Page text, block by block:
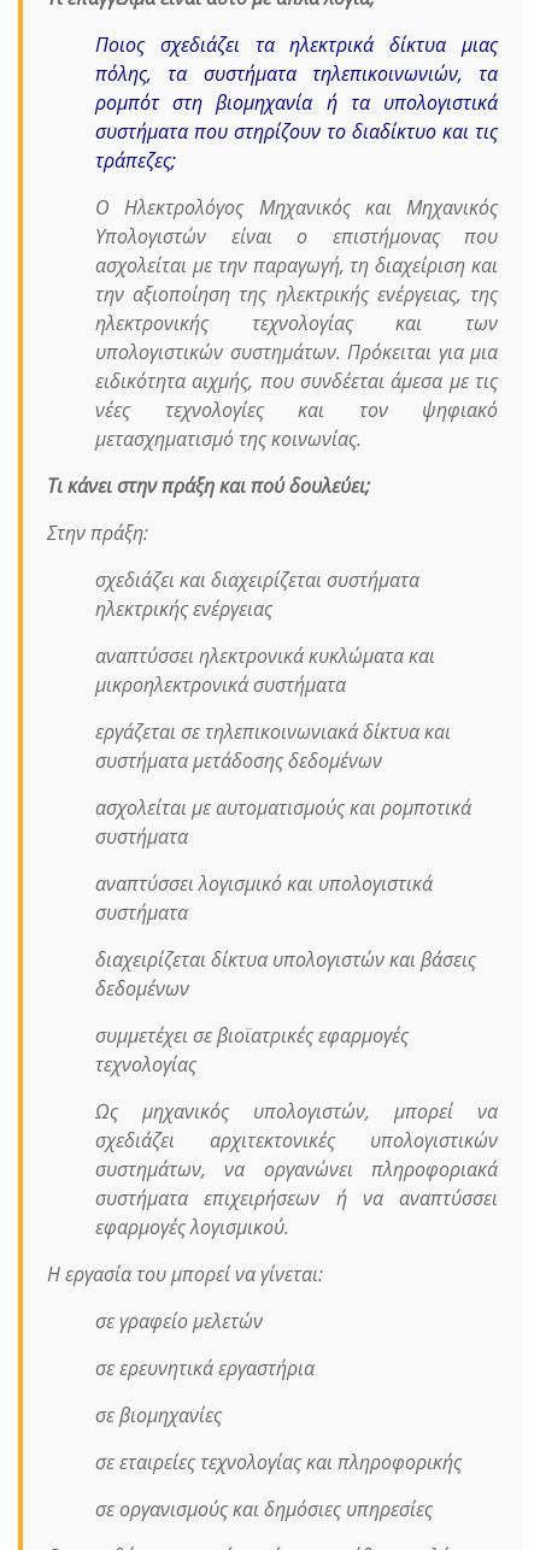
Ποιος σχεδιάζει τα ηλεκτρικά δίκτυα μιας
πόλης, τα συστήματα τηλεπικοινωνιών, τα
ρομπότ στη βιομηχανία ή τα υπολογιστικά
συστήματα που στηρίζουν το διαδίκτυο και τις
τράπεζες;
Ο Ηλεκτρολόγος Μηχανικός και Μηχανικός
Υπολογιστών είναι ο επιστήμονας που
ασχολείται με την παραγωγή, τη διαχείριση και
την αξιοποίηση της ηλεκτρικής ενέργειας, της
ηλεκτρονικής τεχνολογίας και των
υπολογιστικών συστημάτων. Πρόκειται για μια
ειδικότητα αιχμής, που συνδέεται άμεσα με τις
νέες τεχνολογίες και τον ψηφιακό
μετασχηματισμό της κοινωνίας.
Τι κάνει στην πράξη και πού δουλεύει;
Στην πράξη:
σχεδιάζει και διαχειρίζεται συστήματα
ηλεκτρικής ενέργειας
αναπτύσσει ηλεκτρονικά κυκλώματα και
μικροηλεκτρονικά συστήματα
εργάζεται σε τηλεπικοινωνιακά δίκτυα και
συστήματα μετάδοσης δεδομένων
ασχολείται με αυτοματισμούς και ρομποτικά
συστήματα
αναπτύσσει λογισμικό και υπολογιστικά
συστήματα
διαχειρίζεται δίκτυα υπολογιστών και βάσεις
δεδομένων
συμμετέχει σε βιοϊατρικές εφαρμογές
τεχνολογίας
Ως μηχανικός υπολογιστών, μπορεί να
σχεδιάζει αρχιτεκτονικές υπολογιστικών
συστημάτων, να οργανώνει πληροφοριακά
συστήματα επιχειρήσεων ή να αναπτύσσει
εφαρμογές λογισμικού.
Η εργασία του μπορεί να γίνεται:
σε γραφείο μελετών
σε ερευνητικά εργαστήρια
σε βιομηχανίες
σε εταιρείες τεχνολογίας και πληροφορικής
σε οργανισμούς και δημόσιες υπηρεσίες